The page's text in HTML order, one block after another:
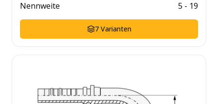
Nennweite 5 - 19
7 Varianten